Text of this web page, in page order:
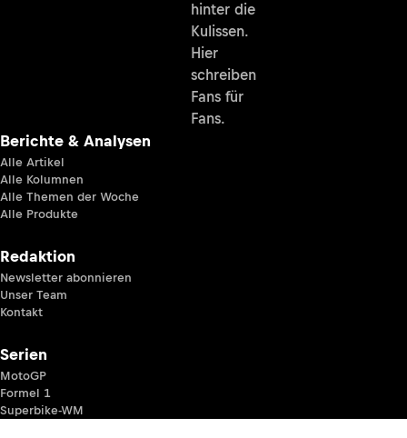
hinter die
Kulissen.
Hier
schreiben
Fans für
Fans.
Berichte & Analysen
Alle Artikel
Alle Kolumnen
Alle Themen der Woche
Alle Produkte
Redaktion
Newsletter abonnieren
Unser Team
Kontakt
Serien
MotoGP
Formel 1
Superbike-WM